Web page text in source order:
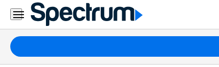
Residencial
Business
Paquetes
Internet